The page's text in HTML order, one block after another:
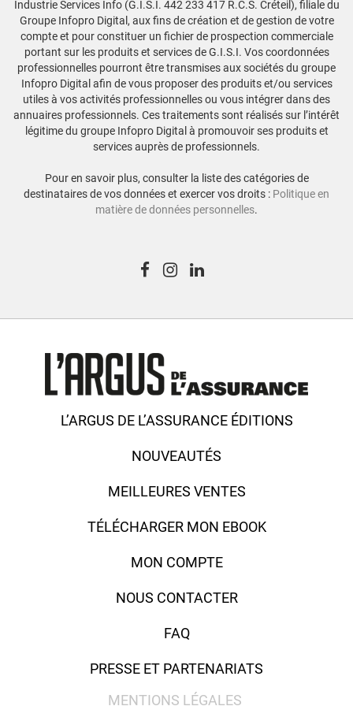
Industrie Services Info (G.I.S.I. 442 233 417 R.C.S. Créteil), filiale du
Groupe Infopro Digital, aux fins de création et de gestion de votre
compte et pour constituer un fichier de prospection commerciale
portant sur les produits et services de G.I.S.I. Vos coordonnées
professionnelles pourront être transmises aux sociétés du groupe
Infopro Digital afin de vous proposer des produits et/ou services
utiles à vos activités professionnelles ou vous intégrer dans des
annuaires professionnels. Ces traitements sont réalisés sur l’intérêt
légitime du groupe Infopro Digital à promouvoir ses produits et
services auprès de professionnels.
Pour en savoir plus, consulter la liste des catégories de
destinataires de vos données et exercer vos droits : Politique en
matière de données personnelles.
L’ARGUS DE L’ASSURANCE ÉDITIONS
NOUVEAUTÉS
MEILLEURES VENTES
TÉLÉCHARGER MON EBOOK
MON COMPTE
NOUS CONTACTER
FAQ
PRESSE ET PARTENARIATS
MENTIONS LÉGALES